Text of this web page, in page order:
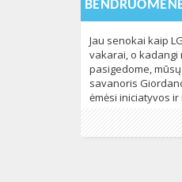
Jau senokai kaip
vakarai, o kadangi
pasigedome,
savanoris
ėmėsi iniciatyvos
puikus būdas
bendruomenės
vakarai vėl
Publikavo:LGL, LGL
Kategorijos:LGL,
Žymos:dirbtuvės,
Filmas,LGBT* filmai